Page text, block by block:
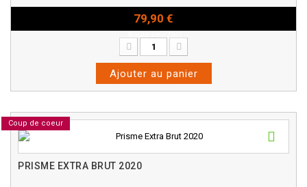
79,90 €
Ajouter au panier
Coup de coeur
PRISME EXTRA BRUT 2020